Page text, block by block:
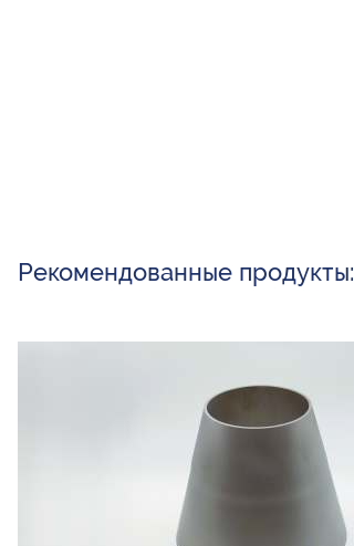
Рекомендованные продукты: